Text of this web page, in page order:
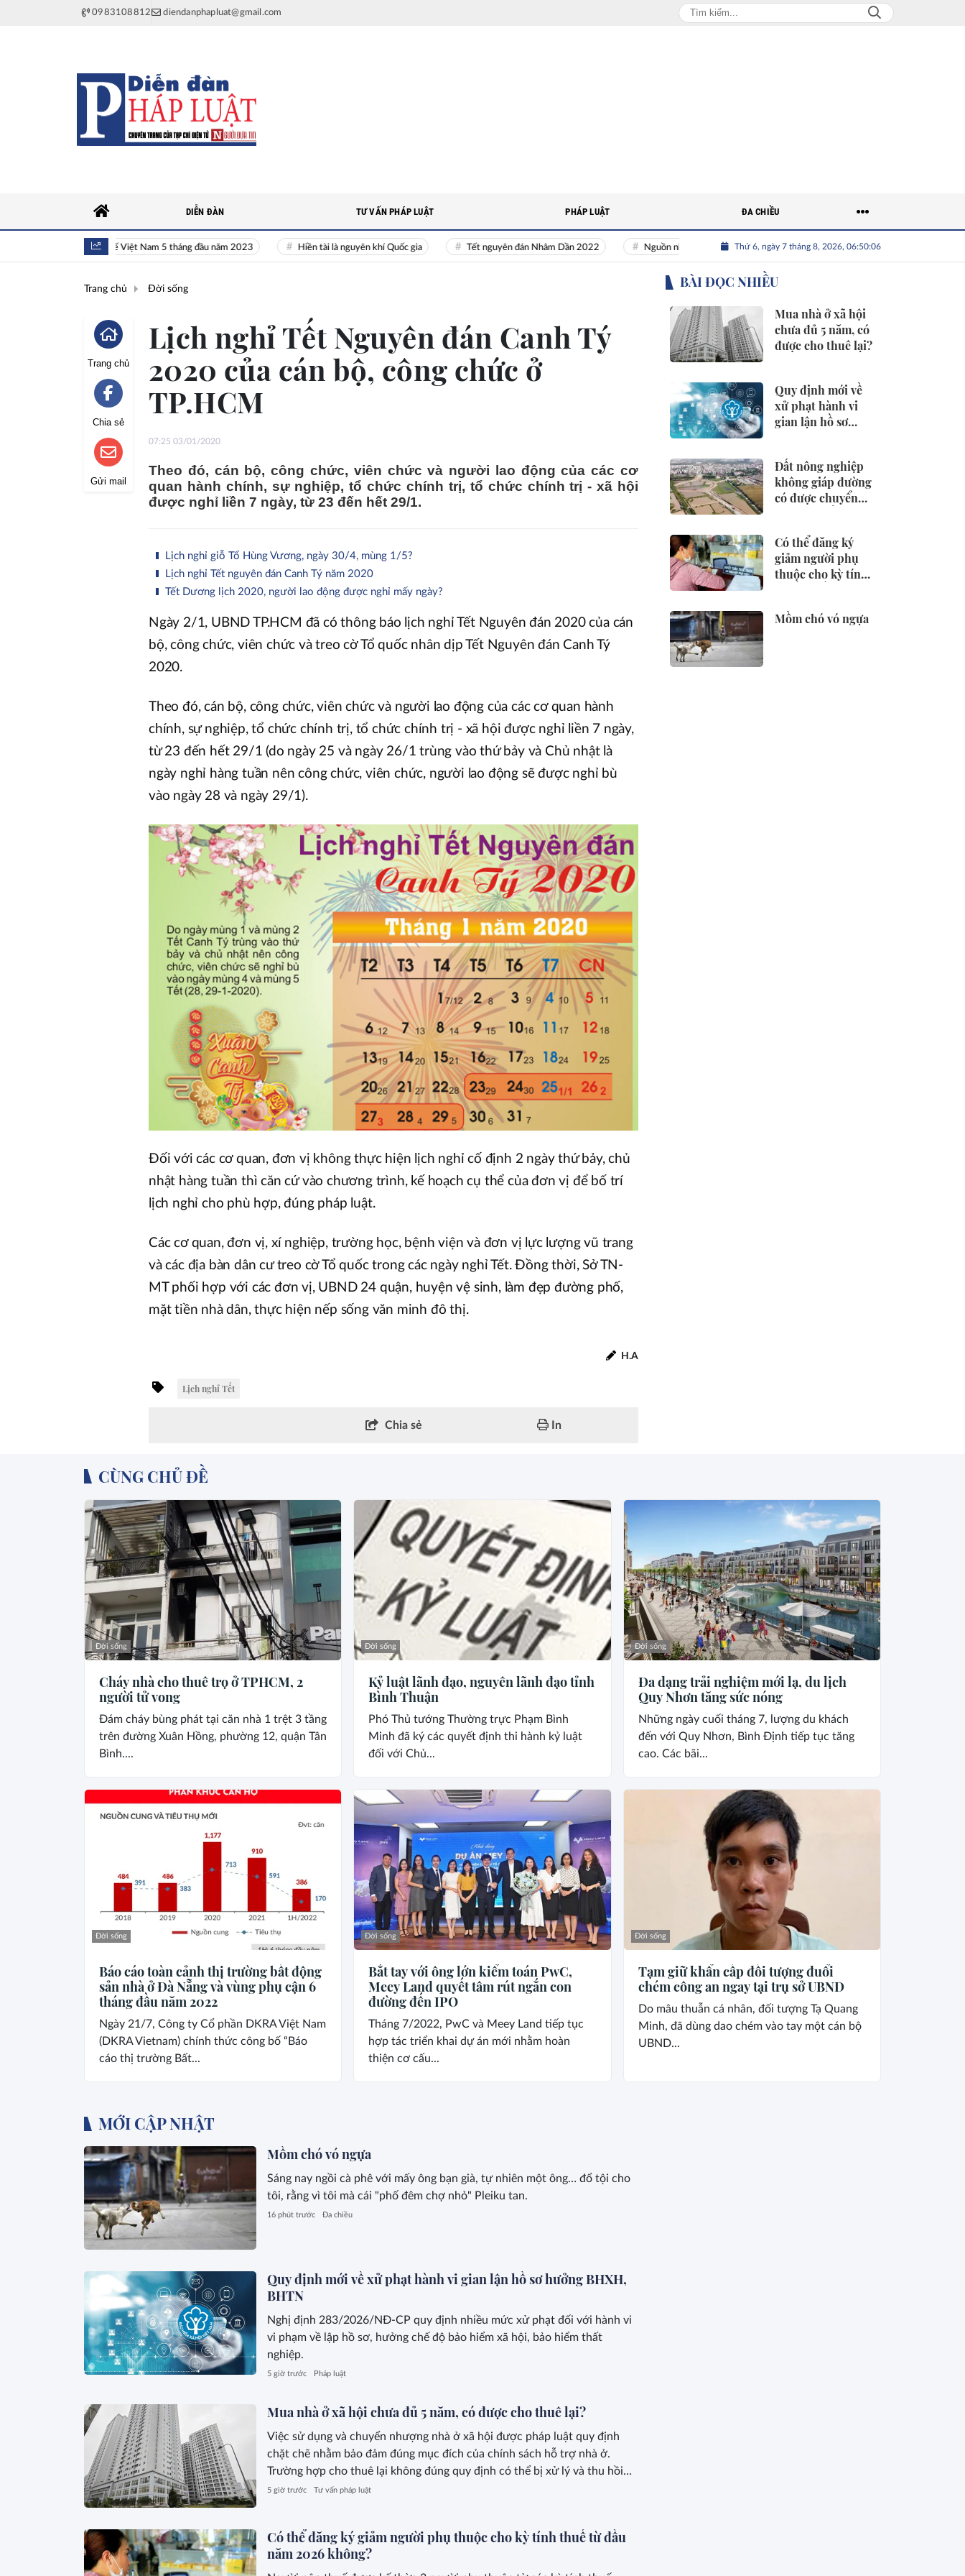
0983108812 diendanphapluat@gmail.com
Toàn cảnh kinh tế Việt Nam 5 tháng đầu năm 2023 Hiền tài là nguyên khí Quốc gia Tết nguyên đán Nhâm Dần 2022 Nguồn nhân lực Việt Nhân tài Việt Nam Giải bài toán nguồn
Thứ 6, ngày 7 tháng 8, 2026, 06:50:07
DIỄN ĐÀN TƯ VẤN PHÁP LUẬT PHÁP LUẬT ĐA CHIỀU
Trang chủ Đời sống
Trang chủ
Chia sẻ
Gửi mail
Lịch nghỉ Tết Nguyên đán Canh Tý
2020 của cán bộ, công chức ở
TP.HCM
07:25 03/01/2020
Theo đó, cán bộ, công chức, viên chức và người lao động của các cơ
quan hành chính, sự nghiệp, tổ chức chính trị, tổ chức chính trị - xã hội
được nghỉ liền 7 ngày, từ 23 đến hết 29/1.
Lịch nghỉ giỗ Tổ Hùng Vương, ngày 30/4, mùng 1/5?
Lịch nghỉ Tết nguyên đán Canh Tý năm 2020
Tết Dương lịch 2020, người lao động được nghỉ mấy ngày?
Ngày 2/1, UBND TP.HCM đã có thông báo lịch nghỉ Tết Nguyên đán 2020 của cán
bộ, công chức, viên chức và treo cờ Tổ quốc nhân dịp Tết Nguyên đán Canh Tý
2020.
Theo đó, cán bộ, công chức, viên chức và người lao động của các cơ quan hành
chính, sự nghiệp, tổ chức chính trị, tổ chức chính trị - xã hội được nghỉ liền 7 ngày,
từ 23 đến hết 29/1 (do ngày 25 và ngày 26/1 trùng vào thứ bảy và Chủ nhật là
ngày nghỉ hàng tuần nên công chức, viên chức, người lao động sẽ được nghỉ bù
vào ngày 28 và ngày 29/1).
Đối với các cơ quan, đơn vị không thực hiện lịch nghỉ cố định 2 ngày thứ bảy, chủ
nhật hàng tuần thì căn cứ vào chương trình, kế hoạch cụ thể của đơn vị để bố trí
lịch nghỉ cho phù hợp, đúng pháp luật.
Các cơ quan, đơn vị, xí nghiệp, trường học, bệnh viện và đơn vị lực lượng vũ trang
và các địa bàn dân cư treo cờ Tổ quốc trong các ngày nghỉ Tết. Đồng thời, Sở TN-
MT phối hợp với các đơn vị, UBND 24 quận, huyện vệ sinh, làm đẹp đường phố,
mặt tiền nhà dân, thực hiện nếp sống văn minh đô thị.
H.A
Lịch nghỉ Tết
Chia sẻ In
BÀI ĐỌC NHIỀU
Mua nhà ở xã hội
chưa đủ 5 năm, có
được cho thuê lại?
Quy định mới về
xử phạt hành vi
gian lận hồ sơ
Đất nông nghiệp
không giáp đường
có được chuyển
Có thể đăng ký
giảm người phụ
thuộc cho kỳ tính
Mồm chó vó ngựa
CÙNG CHỦ ĐỀ
Đời sống
Cháy nhà cho thuê trọ ở TPHCM, 2
người tử vong
Đám cháy bùng phát tại căn nhà 1 trệt 3 tầng
trên đường Xuân Hồng, phường 12, quận Tân
Bình....
Đời sống
Kỷ luật lãnh đạo, nguyên lãnh đạo tỉnh
Bình Thuận
Phó Thủ tướng Thường trực Phạm Bình
Minh đã ký các quyết định thi hành kỷ luật
đối với Chủ...
Đời sống
Đa dạng trải nghiệm mới lạ, du lịch
Quy Nhơn tăng sức nóng
Những ngày cuối tháng 7, lượng du khách
đến với Quy Nhơn, Bình Định tiếp tục tăng
cao. Các bãi...
Đời sống
Báo cáo toàn cảnh thị trường bất động
sản nhà ở Đà Nẵng và vùng phụ cận 6
tháng đầu năm 2022
Ngày 21/7, Công ty Cổ phần DKRA Việt Nam
(DKRA Vietnam) chính thức công bố “Báo
cáo thị trường Bất...
Đời sống
Bắt tay với ông lớn kiểm toán PwC,
Meey Land quyết tâm rút ngắn con
đường đến IPO
Tháng 7/2022, PwC và Meey Land tiếp tục
hợp tác triển khai dự án mới nhằm hoàn
thiện cơ cấu...
Đời sống
Tạm giữ khẩn cấp đối tượng đuổi
chém công an ngay tại trụ sở UBND
Do mâu thuẫn cá nhân, đối tượng Tạ Quang
Minh, đã dùng dao chém vào tay một cán bộ
UBND...
MỚI CẬP NHẬT
Mồm chó vó ngựa
Sáng nay ngồi cà phê với mấy ông bạn già, tự nhiên một ông… đổ tội cho
tôi, rằng vì tôi mà cái "phố đêm chợ nhỏ" Pleiku tan.
16 phút trước Đa chiều
Quy định mới về xử phạt hành vi gian lận hồ sơ hưởng BHXH,
BHTN
Nghị định 283/2026/NĐ-CP quy định nhiều mức xử phạt đối với hành vi
vi phạm về lập hồ sơ, hưởng chế độ bảo hiểm xã hội, bảo hiểm thất
nghiệp.
5 giờ trước Pháp luật
Mua nhà ở xã hội chưa đủ 5 năm, có được cho thuê lại?
Việc sử dụng và chuyển nhượng nhà ở xã hội được pháp luật quy định
chặt chẽ nhằm bảo đảm đúng mục đích của chính sách hỗ trợ nhà ở.
Trường hợp cho thuê lại không đúng quy định có thể bị xử lý và thu hồi
căn hộ.
5 giờ trước Tư vấn pháp luật
Có thể đăng ký giảm người phụ thuộc cho kỳ tính thuế từ đầu
năm 2026 không?